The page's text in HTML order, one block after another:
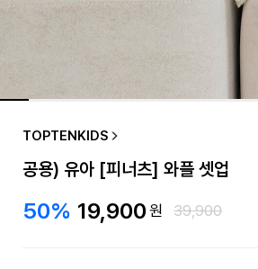
TOPTENKIDS
공용) 유아 [피너츠] 와플 셋업
50% 19,900원 39,900